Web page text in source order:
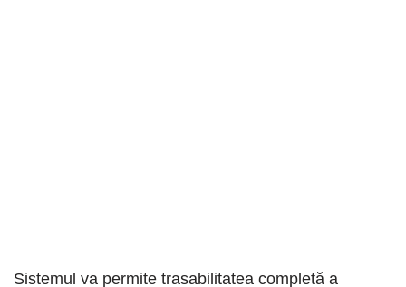
Sistemul va permite trasabilitatea completă a